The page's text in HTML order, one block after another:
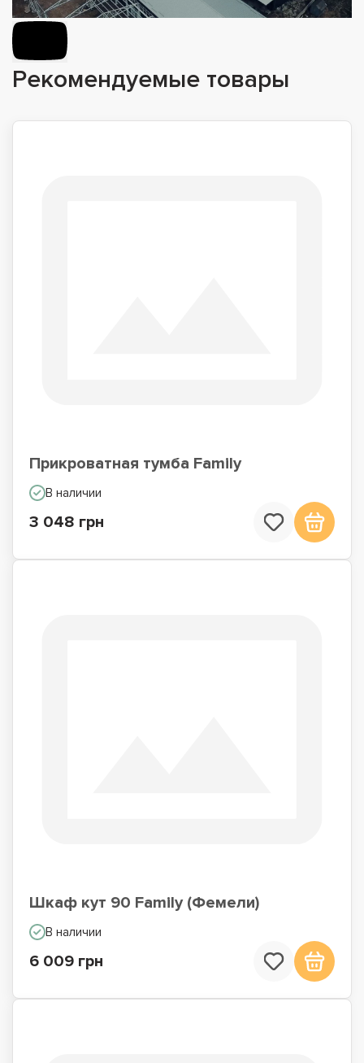
Рекомендуемые товары
Прикроватная тумба Family
В наличии
3 048 грн
Шкаф кут 90 Family (Фемели)
В наличии
6 009 грн